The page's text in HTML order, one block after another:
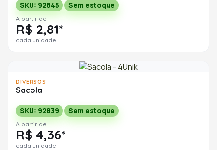
SKU: 92845 Sem estoque
A partir de
R$ 2,81*
cada unidade
DIVERSOS
Sacola
SKU: 92839 Sem estoque
A partir de
R$ 4,36*
cada unidade